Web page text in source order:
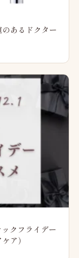
のあるドクター
クフライデー
ア）